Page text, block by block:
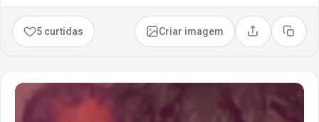
5 curtidas Criar imagem Compartilhar
Copiar